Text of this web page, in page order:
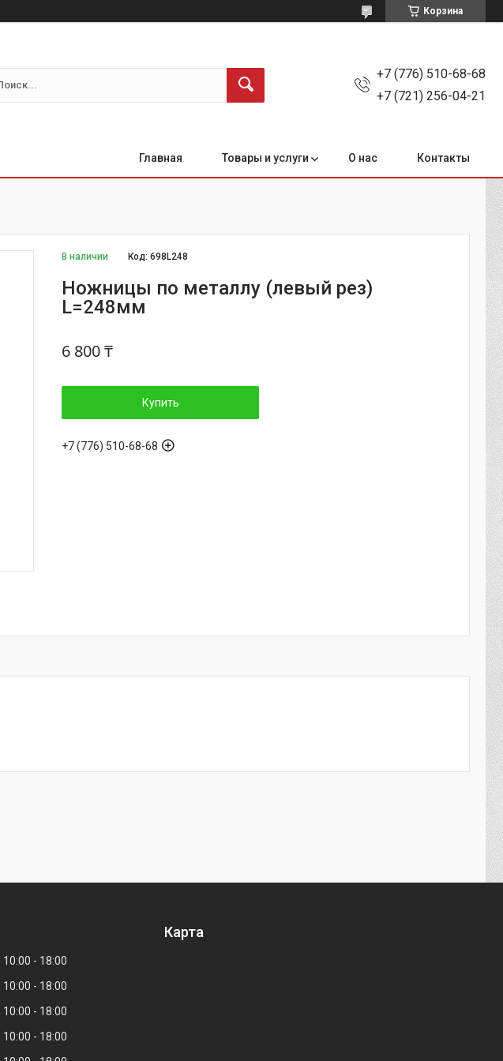
Корзина
+7 (776) 510-68-68
+7 (721) 256-04-21
Главная Товары и услуги О нас Контакты
В наличии Код:698L248
Ножницы по металлу (левый рез)
L=248мм
6 800 ₸
Купить
+7 (776) 510-68-68
10:00
18:00
10:00
18:00
10:00
18:00
10:00
18:00
Карта